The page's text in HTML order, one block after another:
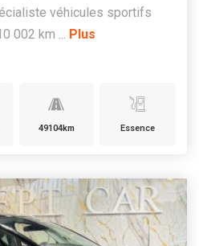
véhicules sportifs
002 km ... Plus
49104km Essence